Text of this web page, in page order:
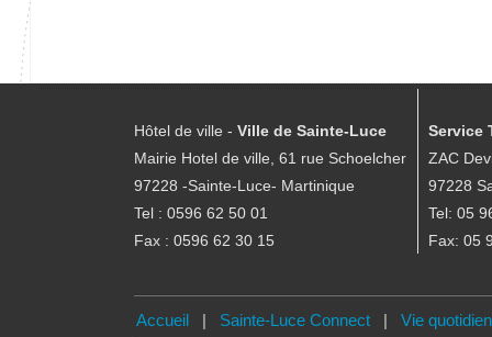
Hôtel de ville - Ville de Sainte-Luce
Mairie Hotel de ville, 61 rue Schoelcher
97228 -Sainte-Luce- Martinique
Tel : 0596 62 50 01
Fax : 0596 62 30 15
Service
ZAC
97228
Tel: 05
Fax: 05
Accueil| Sainte-Luce Connect| Vie